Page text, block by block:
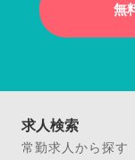
無
求人検索
常勤求人から探す